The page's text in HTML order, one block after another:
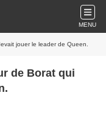
MENU
jouer le leader de Queen.
de Borat qui